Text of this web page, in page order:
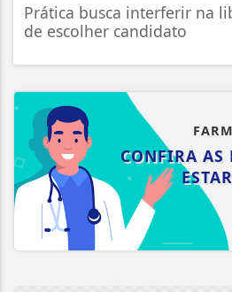
Prática busca interferir na
de escolher candidato
CONFIRA AS